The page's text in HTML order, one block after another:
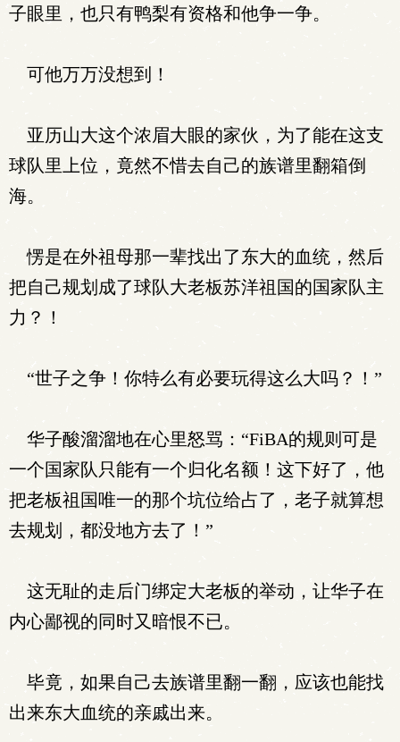
子眼里，也只有鸭梨有资格和他争一争。
可他万万没想到！
亚历山大这个浓眉大眼的家伙，为了能在这支
球队里上位，竟然不惜去自己的族谱里翻箱倒
海。
愣是在外祖母那一辈找出了东大的血统，然后
把自己规划成了球队大老板苏洋祖国的国家队主
力？！
“世子之争！你特么有必要玩得这么大吗？！”
华子酸溜溜地在心里怒骂：“FiBA的规则可是
一个国家队只能有一个归化名额！这下好了，他
把老板祖国唯一的那个坑位给占了，老子就算想
去规划，都没地方去了！”
这无耻的走后门绑定大老板的举动，让华子在
内心鄙视的同时又暗恨不已。
毕竟，如果自己去族谱里翻一翻，应该也能找
出来东大血统的亲戚出来。